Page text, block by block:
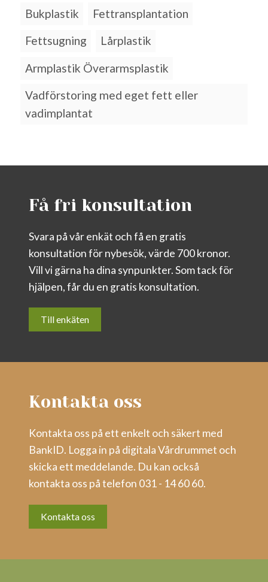
Bukplastik
Fettransplantation
Fettsugning
Lårplastik
Armplastik Överarmsplastik
Vadförstoring med eget fett eller
vadimplantat
Få fri konsultation
Svara på vår enkät och få en gratis
konsultation för nybesök, värde 700 kronor.
Vill vi gärna ha dina synpunkter. Som tack för
hjälpen, får du en gratis konsultation.
Till enkäten
Kontakta oss
Kontakta oss på ett enkelt och säkert med
BankID. Logga in på digitala Vårdrummet och
skicka ett meddelande. Du kan också
kontakta oss på telefon 031 - 14 60 60.
Kontakta oss